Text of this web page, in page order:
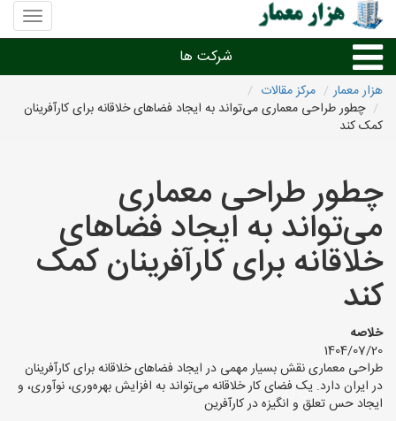
منوی
سایت
معمار
شرکت ها
طراحی داخلی و دکوراسیون داخلی
شرکت های معماری شهرها
هزار معمار
مرکز مقالات
چطور طراحی معماری می‌تواند به ایجاد فضاهای خلاقانه برای کارآفرینان
کمک کند
چطور طراحی معماری
می‌تواند به ایجاد فضاهای
خلاقانه برای کارآفرینان کمک
کند
خلاصه
1404/07/20
طراحی معماری نقش بسیار مهمی در ایجاد فضاهای خلاقانه برای کارآفرینان
در ایران دارد. یک فضای کار خلاقانه می‌تواند به افزایش بهره‌وری، نوآوری، و
ایجاد حس تعلق و انگیزه در کارآفرین